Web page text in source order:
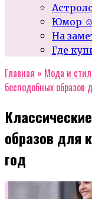
Юмор ☺
На
Где
Главная » Мода и
бесподобных образов
образов для
год